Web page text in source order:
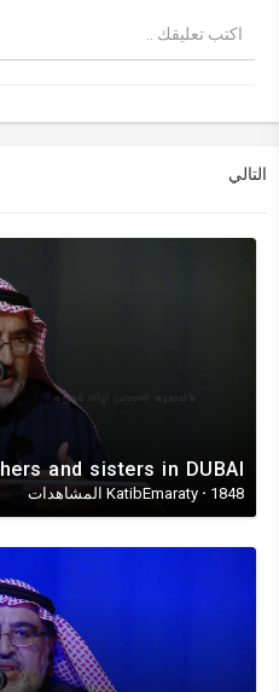
التالي
KatibEmaraty · 1848 المشاهدات